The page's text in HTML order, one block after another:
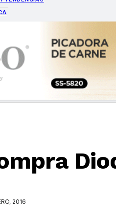
tu noticia
2016